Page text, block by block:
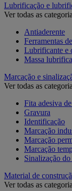
Lubrificação e
Ver todas as
Antiaderente
Ferramentas
Lubrificante e
Massa
Marcação e
Ver todas as
Fita adesiva
Gravura
Identificação
Marcação
Marcação
Marcação
Sinalização
Material de
Ver todas as